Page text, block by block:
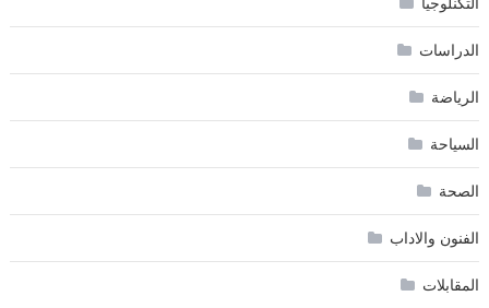
الدراسات
الرياضة
السياحة
الصحة
الفنون والاداب
المقابلات